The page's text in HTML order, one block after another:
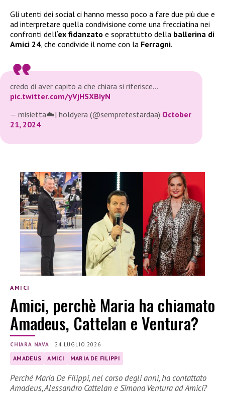
Gli utenti dei social ci hanno messo poco a fare due più due e
ad interpretare quella condivisione come una frecciatina nei
confronti dell‘ex fidanzato e soprattutto della ballerina di
Amici 24, che condivide il nome con la Ferragni.
credo di aver capito a che chiara si riferisce…
pic.twitter.com/yVjHSXBIyN
— misietta☁️| holdyera (@sempretestardaa) October
21, 2024
AMICI
Amici, perchè Maria ha chiamato
Amadeus, Cattelan e Ventura?
CHIARA NAVA | 24 LUGLIO 2026
AMADEUS AMICI MARIA DE FILIPPI
Perché Maria De Filippi, nel corso degli anni, ha contattato
Amadeus, Alessandro Cattelan e Simona Ventura ad Amici?